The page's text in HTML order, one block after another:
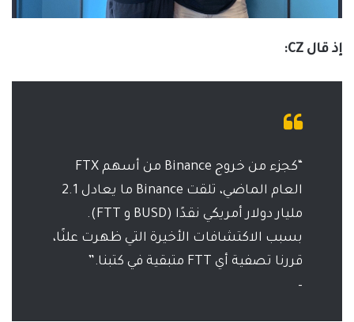
إذ قال CZ:
“كجزء من خروج Binance من أسهم FTX
العام الماضي، تلقت Binance ما يعادل 2.1
مليار دولار أمريكي نقدًا (BUSD و FTT).
بسبب الاكتشافات الأخيرة التي ظهرت علنًا،
قررنا تصفية أي FTT متبقية في كتبنا.”
– ‏